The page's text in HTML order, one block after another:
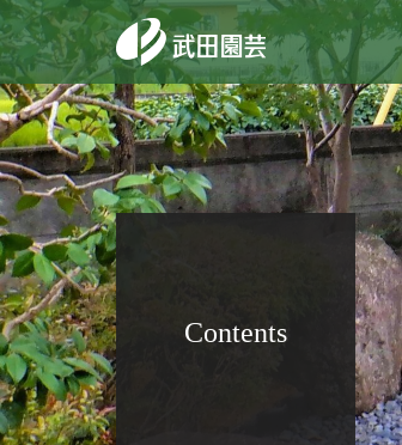
Contents